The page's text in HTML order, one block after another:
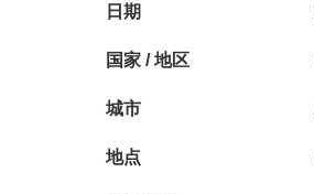
日期
国家 / 地区
城市
地点